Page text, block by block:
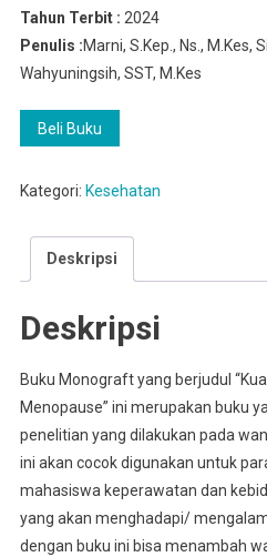
Tahun Terbit : 2024
Penulis :Marni, S.Kep., Ns., M.Kes,
Wahyuningsih, SST, M.Kes
Beli Buku
Kategori: Kesehatan
Deskripsi
Deskripsi
Buku Monograft yang berjudul
Menopause” ini merupakan buku
penelitian yang dilakukan pada
ini akan cocok digunakan untuk
mahasiswa keperawatan dan
yang akan menghadapi/
dengan buku ini bisa menambah